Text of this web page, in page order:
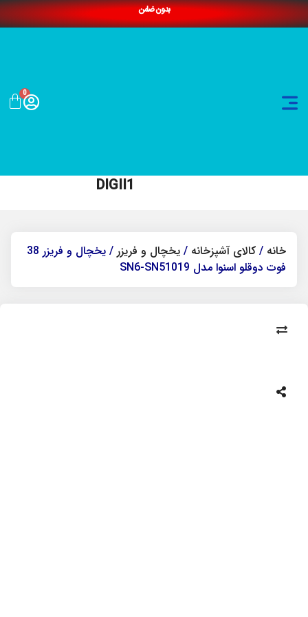
بدون ضامن
0
DIGII1
خانه / کالای آشپزخانه / یخچال و فریزر
/ یخچال و فریزر 38
فوت دوقلو اسنوا مدل SN6-SN51019